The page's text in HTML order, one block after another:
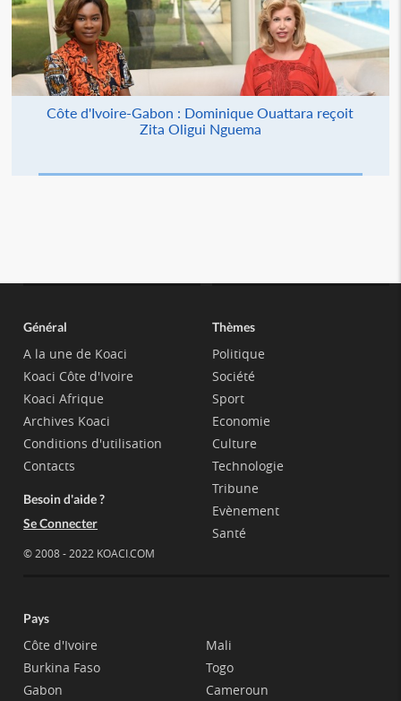
Côte d'Ivoire-Gabon : Dominique Ouattara reçoit
Zita Oligui Nguema
Général
A la une de Koaci
Koaci Côte d'Ivoire
Koaci Afrique
Archives Koaci
Conditions d'utilisation
Contacts
Besoin d'aide ?
Se Connecter
© 2008 - 2022 KOACI.COM
Thèmes
Politique
Société
Sport
Economie
Culture
Technologie
Tribune
Evènement
Santé
Pays
Côte d'Ivoire
Burkina Faso
Gabon
Mali
Togo
Cameroun